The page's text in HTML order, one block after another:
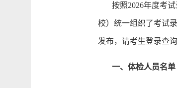
按照2026年度考试
校）统一组织了考试
发布，请考生登录查
一、体检人员名单